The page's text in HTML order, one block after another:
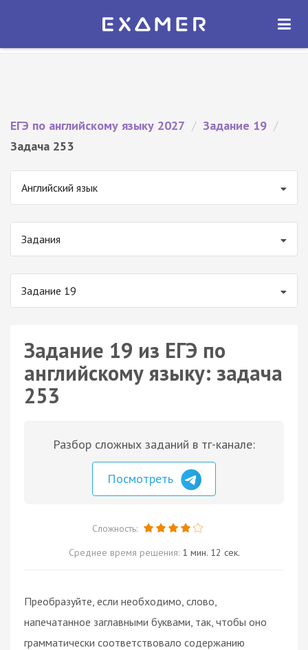
Экзамер — ЕГЭ 2027
ОТКРЫТЬ
ЕГЭ по английскому языку 2027 / Задание 19 /
Задача 253
Английский язык
Задания
Задание 19
Задание 19 из ЕГЭ по
английскому языку: задача
253
Разбор сложных заданий в тг-канале:
Посмотреть
Сложность:
Среднее время решения: 1 мин. 12 сек.
Преобразуйте, если необходимо, слово,
напечатанное заглавными буквами, так, чтобы оно
грамматически соответствовало содержанию